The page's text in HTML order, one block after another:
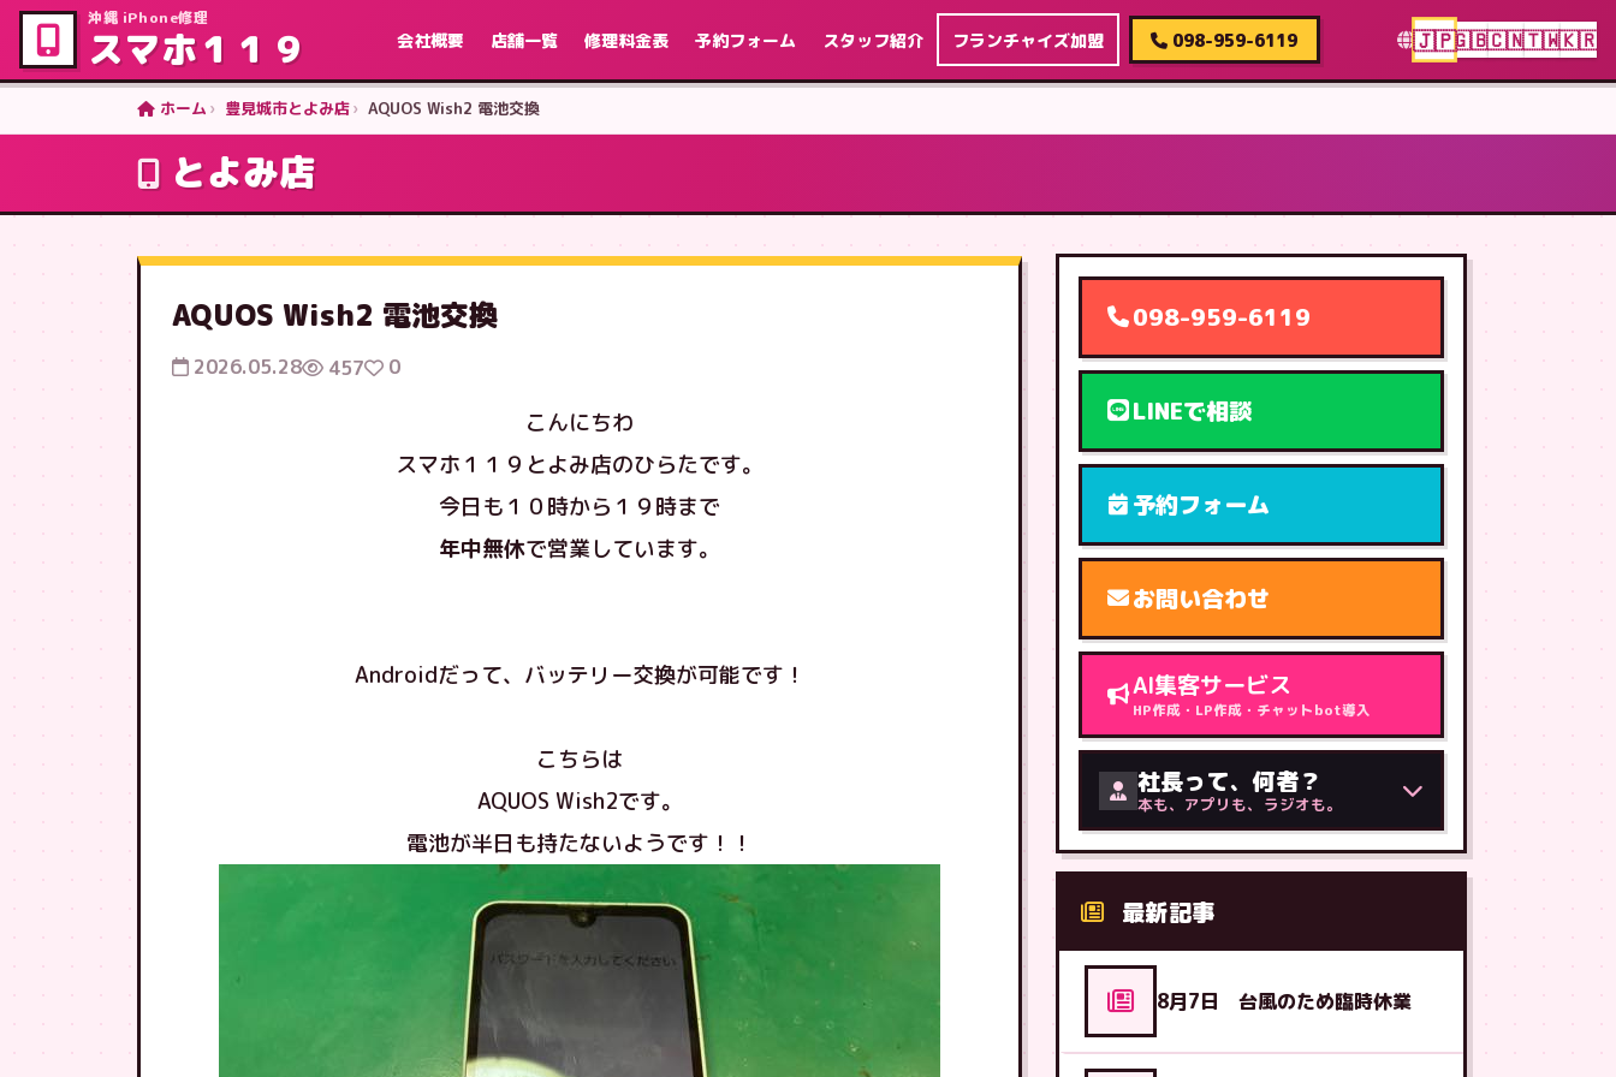
沖縄 iPhone修理
スマホ１１９ 会社概要 店舗一覧 修理料金表 予約フォーム スタッフ紹介 フランチャイズ加盟 098-959-6119 🇯🇵🇬🇧🇨🇳🇹🇼🇰🇷
ホーム 豊見城市とよみ店 AQUOS Wish2 電池交換
とよみ店
AQUOS Wish2 電池交換
2026.05.28 457 0
こんにちわ
スマホ１１９とよみ店のひらたです。
今日も１０時から１９時まで
年中無休で営業しています。
Androidだって、バッテリー交換が可能です！
こちらは
AQUOS Wish2です。
電池が半日も持たないようです！！
098-959-6119
LINEで相談
予約フォーム
お問い合わせ
AI集客サービス
HP作成・LP作成・チャットbot導入
社長って、何者？
本も、アプリも、ラジオも。
最新記事
8月7日 台風のため臨時休業